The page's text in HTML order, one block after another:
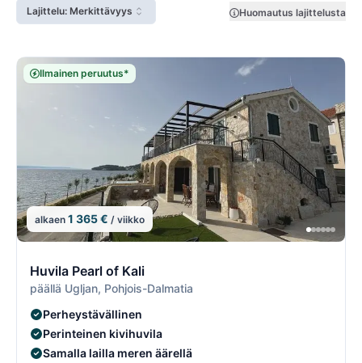
Lajittelu: Merkittävyys Huomautus lajittelusta
Ilmainen peruutus*
alkaen 1 365 € / viikko
Huvila Pearl of Kali
päällä Ugljan, Pohjois-Dalmatia
Perheystävällinen
Perinteinen kivihuvila
Samalla lailla meren äärellä